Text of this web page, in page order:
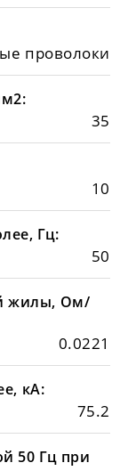
проволоки
35
10
Гц:
50
жилы, Ом/
0.0221
кА:
75.2
50 Гц при